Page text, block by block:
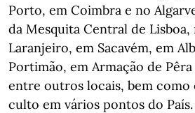
Porto, em Coimbra e no
da Mesquita Central de Lisboa,
Laranjeiro, em Sacavém, em
Portimão, em Armação de
entre outros locais, bem como
culto em vários pontos do País.